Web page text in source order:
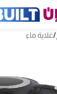
/غلاية ماء